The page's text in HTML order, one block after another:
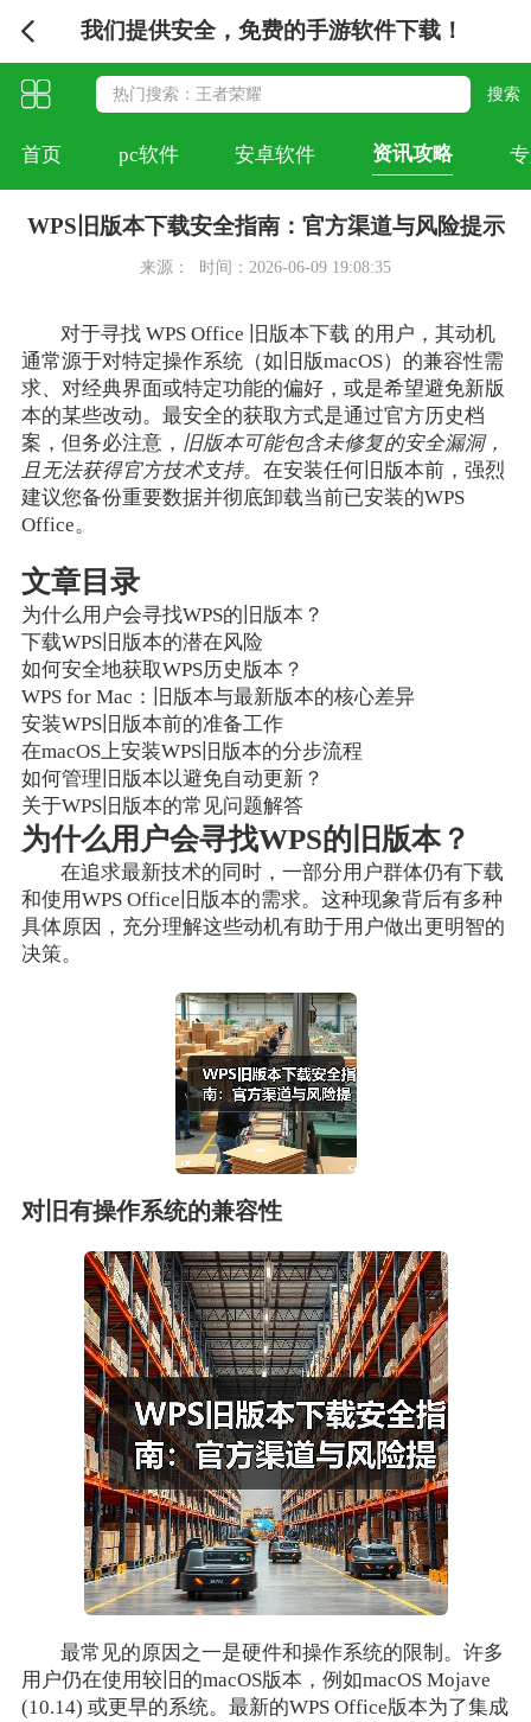
我们提供安全，免费的手游软件下载！
首页 pc软件 安卓软件 资讯攻略
WPS旧版本下载安全指南：官方渠道与风险提示
来源： 时间：2026-06-09 19:08:35
对于寻找 WPS Office 旧版本下载 的用户，其动机
通常源于对特定操作系统（如旧版macOS）的兼容性需
求、对经典界面或特定功能的偏好，或是希望避免新版
本的某些改动。最安全的获取方式是通过官方历史档
案，但务必注意， 旧版本可能包含未修复的安全漏洞，
且无法获得官方技术支持。在安装任何旧版本前，强烈
建议您备份重要数据并彻底卸载当前已安装的WPS
Office。
文章目录
为什么用户会寻找WPS的旧版本？
下载WPS旧版本的潜在风险
如何安全地获取WPS历史版本？
WPS for Mac：旧版本与最新版本的核心差异
安装WPS旧版本前的准备工作
在macOS上安装WPS旧版本的分步流程
如何管理旧版本以避免自动更新？
关于WPS旧版本的常见问题解答
为什么用户会寻找WPS的旧版本？
在追求最新技术的同时，一部分用户群体仍有下载
和使用WPS Office旧版本的需求。这种现象背后有多种
具体原因，充分理解这些动机有助于用户做出更明智的
决策。
对旧有操作系统的兼容性
最常见的原因之一是硬件和操作系统的限制。许多
用户仍在使用较旧的macOS版本，例如macOS Mojave
(10.14) 或更早的系统。最新的WPS Office版本为了集成